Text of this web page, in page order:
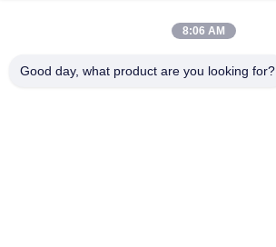
8:06 AM
Good day, what product are you looking for?